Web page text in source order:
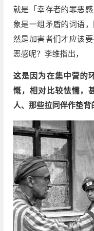
就是「幸存者的罪恶
象是一组矛盾的词语
然是加害者们才应该
恶感呢？李维指出，
这是因为在集中营的
慨，相对比较怯懦，
人、那些拉同伴作垫背